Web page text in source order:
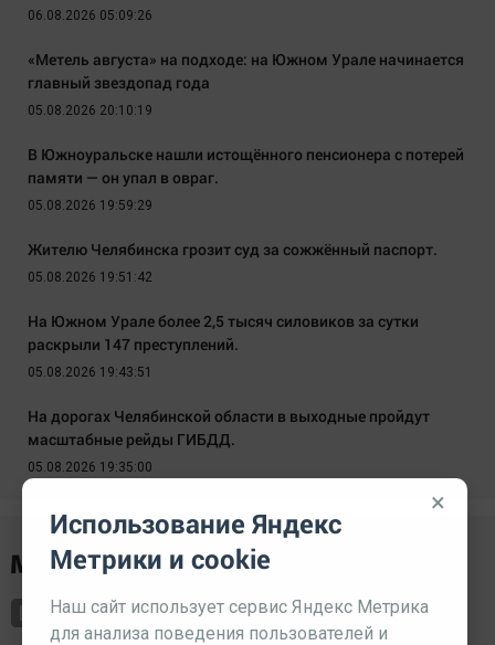
06.08.2026 05:09:26
«Метель августа» на подходе: на Южном Урале начинается
главный звездопад года
05.08.2026 20:10:19
В Южноуральске нашли истощённого пенсионера с потерей
памяти — он упал в овраг.
05.08.2026 19:59:29
Жителю Челябинска грозит суд за сожжённый паспорт.
05.08.2026 19:51:42
На Южном Урале более 2,5 тысяч силовиков за сутки
раскрыли 147 преступлений.
05.08.2026 19:43:51
На дорогах Челябинской области в выходные пройдут
масштабные рейды ГИБДД.
05.08.2026 19:35:00
×
Использование Яндекс
Метрики и cookie
Наш сайт использует сервис Яндекс Метрика
для анализа поведения пользователей и